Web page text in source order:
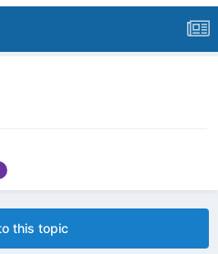
this topic